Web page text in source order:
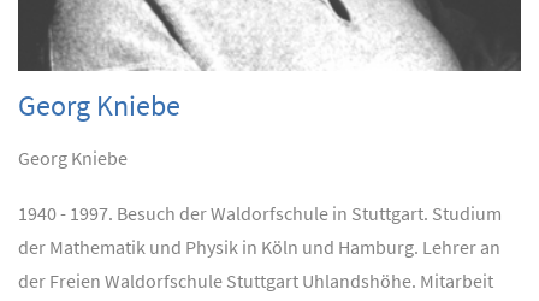
Georg Kniebe
Georg Kniebe
1940 - 1997. Besuch der Waldorfschule in Stuttgart. Studium
der Mathematik und Physik in Köln und Hamburg. Lehrer an
der Freien Waldorfschule Stuttgart Uhlandshöhe. Mitarbeit